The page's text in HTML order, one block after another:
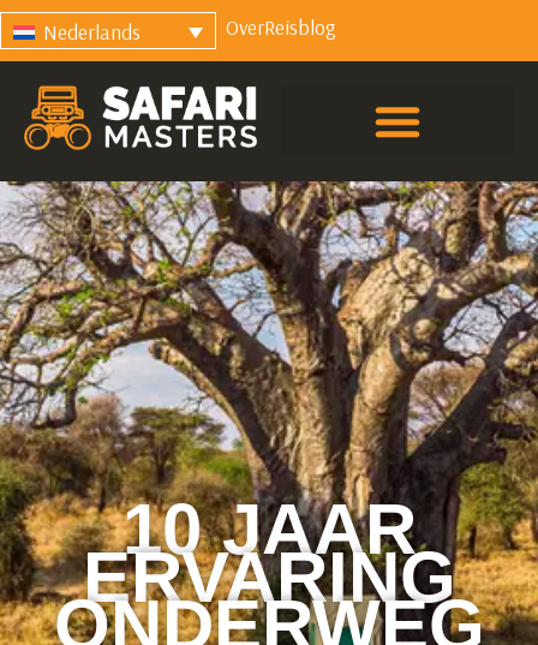
Nederlands OverReisblog
10 JAAR
ERVARING
ONDERWEG